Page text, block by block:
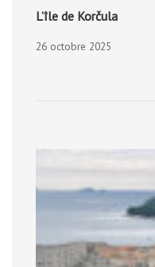
L’île de Korčula
26 octobre 2025